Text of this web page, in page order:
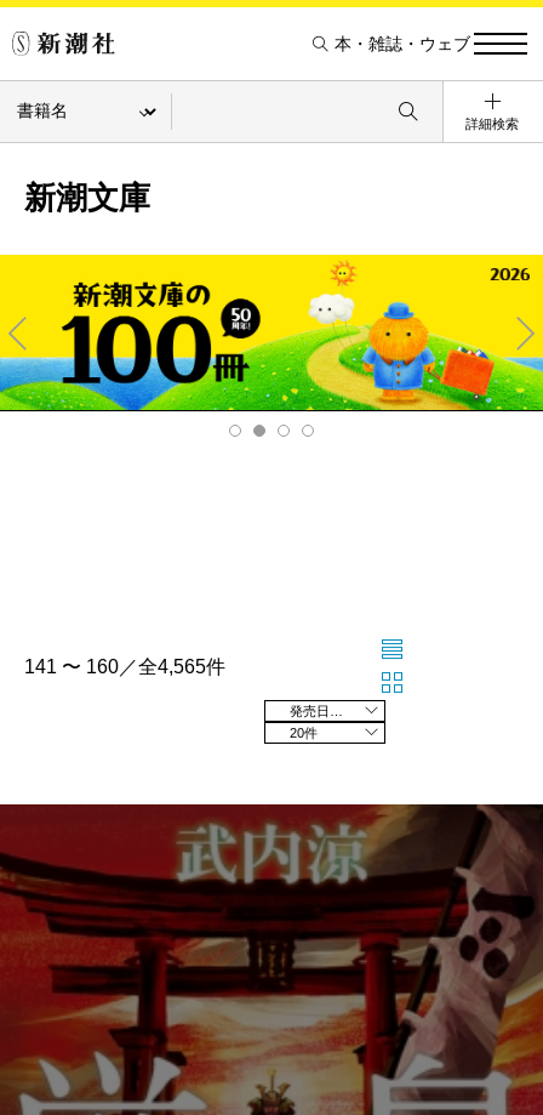
本・雑誌・ウェブ
詳細検索
新潮文庫
Pre
v
Ne
xt
141 〜 160／全4,565件
20件